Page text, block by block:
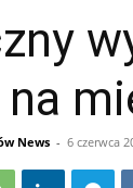
na
News - 6 czerwca